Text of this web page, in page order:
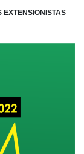
EXTENSIONISTAS